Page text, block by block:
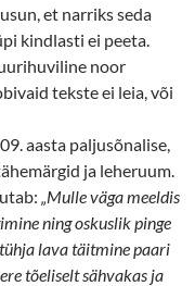
et narriks seda
kindlasti ei peeta.
noor
tekste ei leia, või
aasta paljusõnalise,
ja leheruum.
„Mulle väga meeldis
ning oskuslik pinge
lava täitmine paari
tõeliselt sähvakas ja